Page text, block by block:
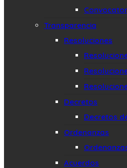
Transparencia
Resoluciones
Decretos
Decretos
Ordenanzas
Acuerdos